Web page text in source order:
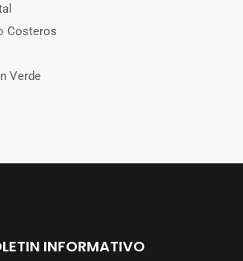
Costeros
Verde
INFORMATIVO